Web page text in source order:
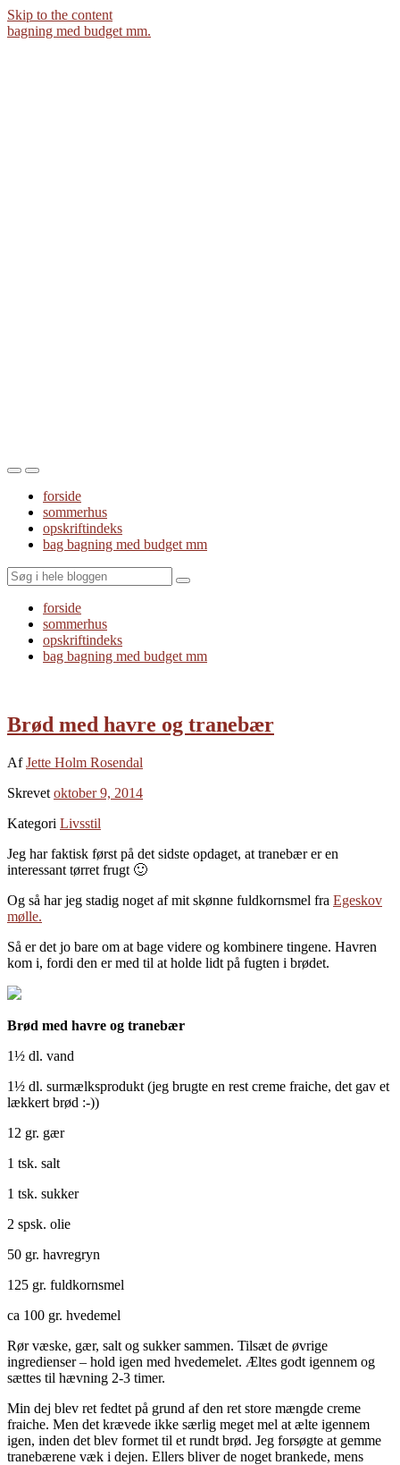
Skip to the content
bagning med budget mm.
Toggle
mobile
menu
Toggle
the
search
field
forside
sommerhus
opskriftindeks
bag bagning med budget mm
Search
forside
sommerhus
opskriftindeks
bag bagning med budget mm
Brød med havre og tranebær
AfJette Holm Rosendal
Skrevet oktober 9, 2014
Kategori Livsstil
Jeg har faktisk først på det sidste opdaget, at tranebær er en
interessant tørret frugt 🙂
Og så har jeg stadig noget af mit skønne fuldkornsmel fra Egeskov
mølle.
Så er det jo bare om at bage videre og kombinere tingene. Havren
kom i, fordi den er med til at holde lidt på fugten i brødet.
Brød med havre og tranebær
1½ dl. vand
1½ dl. surmælksprodukt (jeg brugte en rest creme fraiche, det gav et
lækkert brød :-))
12 gr. gær
1 tsk. salt
1 tsk. sukker
2 spsk. olie
50 gr. havregryn
125 gr. fuldkornsmel
ca 100 gr. hvedemel
Rør væske, gær, salt og sukker sammen. Tilsæt de øvrige
ingredienser – hold igen med hvedemelet. Æltes godt igennem og
sættes til hævning 2-3 timer.
Min dej blev ret fedtet på grund af den ret store mængde creme
fraiche. Men det krævede ikke særlig meget mel at ælte igennem
igen, inden det blev formet til et rundt brød. Jeg forsøgte at gemme
tranebærene væk i dejen. Ellers bliver de noget brankede, mens